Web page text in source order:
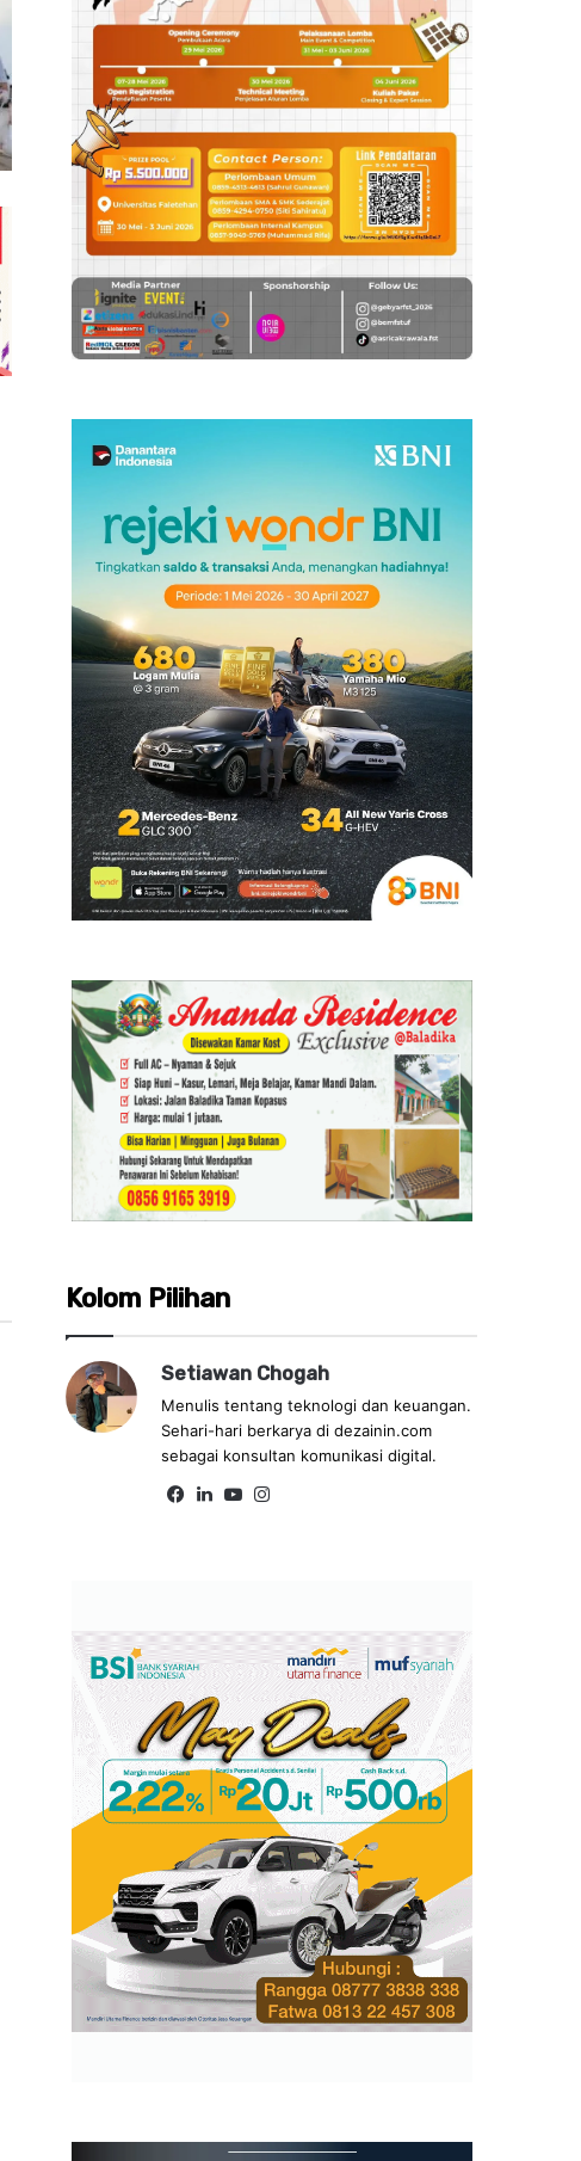
Kolom Pilihan
Setiawan Chogah
Menulis tentang teknologi dan keuangan.
Sehari-hari berkarya di dezainin.com
sebagai konsultan komunikasi digital.
Fa Lin Yo